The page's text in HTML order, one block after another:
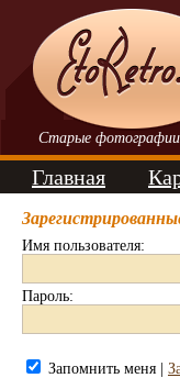
Старые фотографии
Главная
Имя пользователя:
Пароль:
Запомнить меня |